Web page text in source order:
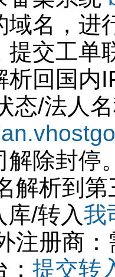
域名，进
提交工单
析回国内
态/法人
解除封停
解析到
/转入我
注册商
提交转